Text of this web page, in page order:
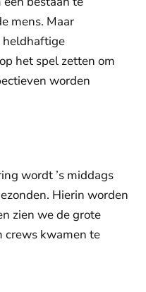
mens. Maar
heldhaftige
het spel zetten om
worden
wordt ’s middags
Hierin worden
zien we de grote
crews kwamen te